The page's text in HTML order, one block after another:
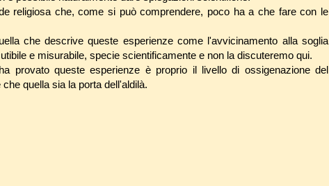
religiosa che, come si può comprendere, poco ha a che fare con le
che descrive queste esperienze come l'avvicinamento alla soglia
e misurabile, specie scientificamente e non la discuteremo qui.
provato queste esperienze è proprio il livello di ossigenazione del
quella sia la porta dell'aldilà.